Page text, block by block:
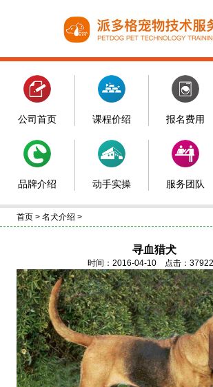
公司首页 课程价绍 报名费用
品牌介绍 动手实操 服务团队
首页 > 名犬介绍 >
寻血猎犬
时间：2016-04-10 点击：